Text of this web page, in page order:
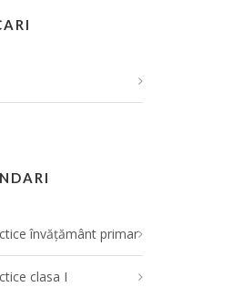
învățământ primar
clasa I